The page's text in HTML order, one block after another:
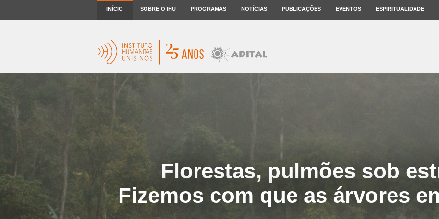
INÍCIO SOBRE O IHU PROGRAMAS NOTÍCIAS PUBLICAÇÕES EVENTOS ESPIRITUALIDADE
Florestas, pulmões sob
Fizemos com que as árvores